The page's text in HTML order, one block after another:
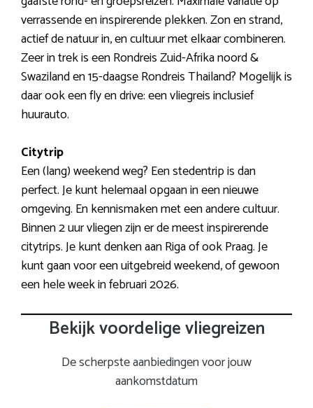
verrassende en inspirerende plekken. Zon en strand,
actief de natuur in, en cultuur met elkaar combineren.
Zeer in trek is een Rondreis Zuid-Afrika noord &
Swaziland en 15-daagse Rondreis Thailand? Mogelijk is
daar ook een fly en drive: een vliegreis inclusief
huurauto.
Citytrip
Een (lang) weekend weg? Een stedentrip is dan
perfect. Je kunt helemaal opgaan in een nieuwe
omgeving. En kennismaken met een andere cultuur.
Binnen 2 uur vliegen zijn er de meest inspirerende
citytrips. Je kunt denken aan Riga of ook Praag. Je
kunt gaan voor een uitgebreid weekend, of gewoon
een hele week in februari 2026.
Bekijk voordelige vliegreizen
De scherpste aanbiedingen voor jouw
aankomstdatum